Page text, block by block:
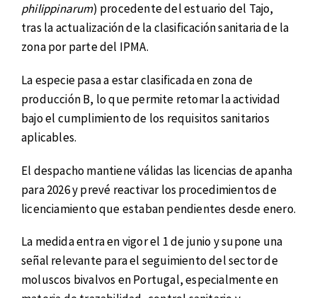
philippinarum) procedente del estuario del Tajo,
tras la actualización de la clasificación sanitaria de la
zona por parte del IPMA.
La especie pasa a estar clasificada en zona de
producción B, lo que permite retomar la actividad
bajo el cumplimiento de los requisitos sanitarios
aplicables.
El despacho mantiene válidas las licencias de apanha
para 2026 y prevé reactivar los procedimientos de
licenciamiento que estaban pendientes desde enero.
La medida entra en vigor el 1 de junio y supone una
señal relevante para el seguimiento del sector de
moluscos bivalvos en Portugal, especialmente en